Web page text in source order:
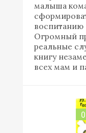
малыша
воспитанию
Огромный
реальные
книгу
всех мам и
0